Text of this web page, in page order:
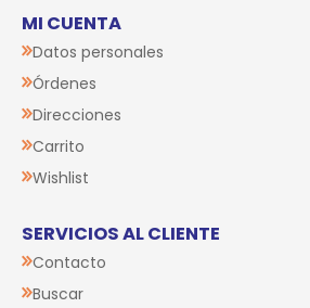
MI CUENTA
Datos personales
Órdenes
Direcciones
Carrito
Wishlist
SERVICIOS AL CLIENTE
Contacto
Buscar